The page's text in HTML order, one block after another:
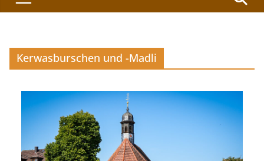
Kerwasburschen und -Madli